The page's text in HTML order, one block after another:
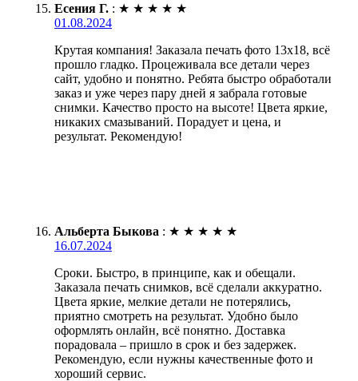
Есения Г. : ★ ★ ★ ★ ★
01.08.2024
Крутая компания! Заказала печать фото 13х18, всё
прошло гладко. Процеживала все детали через
сайт, удобно и понятно. Ребята быстро обработали
заказ и уже через пару дней я забрала готовые
снимки. Качество просто на высоте! Цвета яркие,
никаких смазываний. Порадует и цена, и
результат. Рекомендую!
Альберта Быкова : ★ ★ ★ ★ ★
16.07.2024
Сроки. Быстро, в принципе, как и обещали.
Заказала печать снимков, всё сделали аккуратно.
Цвета яркие, мелкие детали не потерялись,
приятно смотреть на результат. Удобно было
оформлять онлайн, всё понятно. Доставка
порадовала – пришло в срок и без задержек.
Рекомендую, если нужны качественные фото и
хороший сервис.